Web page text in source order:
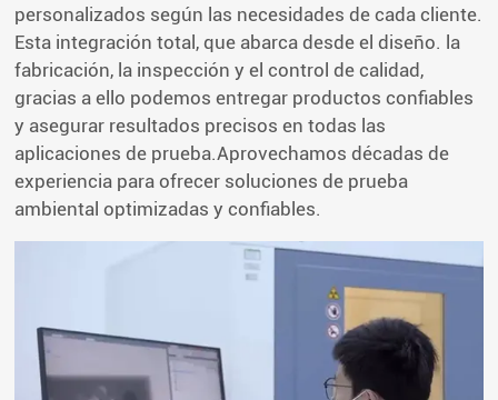
personalizados según las necesidades de cada cliente.
Esta integración total, que abarca desde el diseño. la
fabricación, la inspección y el control de calidad,
gracias a ello podemos entregar productos confiables
y asegurar resultados precisos en todas las
aplicaciones de prueba.Aprovechamos décadas de
experiencia para ofrecer soluciones de prueba
ambiental optimizadas y confiables.